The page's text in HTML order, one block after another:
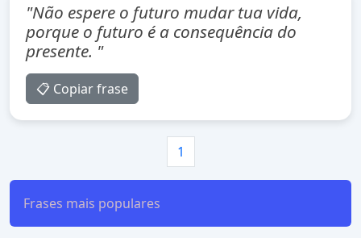
"Não espere o futuro mudar tua vida,
porque o futuro é a consequência do
presente. "
📋 Copiar frase
1
Frases mais populares